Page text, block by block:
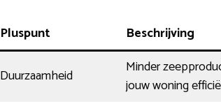
Pluspunt Beschrijving
Duurzaamheid
Minder
jouw woning